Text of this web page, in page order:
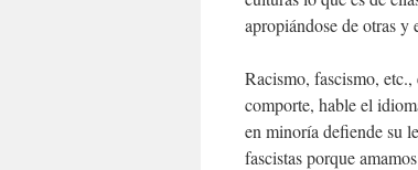
apropiándose de otras y
Racismo, fascismo,
comporte, hable el
en minoría defiende su
fascistas porque